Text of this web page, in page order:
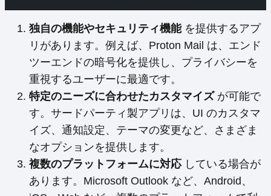
独自の機能やセキュリティ機能を提供するアプ
リがあります。例えば、Proton Mail は、エンド
ツーエンドの暗号化を提供し、プライバシーを
重視するユーザーに最適です。
特定のニーズに合わせたカスタマイズが可能で
す。サードパーティ製アプリは、UI のカスタマ
イズ、通知設定、テーマの変更など、さまざま
なオプションを提供します。
複数のプラットフォームに対応している場合が
あります。Microsoft Outlook など、Android、